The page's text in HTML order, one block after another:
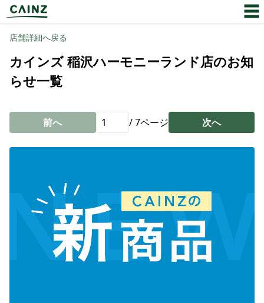
店舗詳細へ戻る
カインズ 稲沢ハーモニーランド店のお知
らせ一覧
前へ /7ページ 次へ